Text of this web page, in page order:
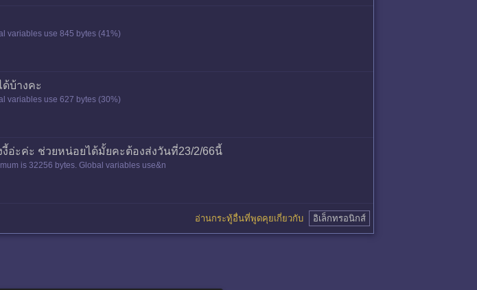
variables use 845 bytes (41%)
ด้บ้างคะ
variables use 627 bytes (30%)
อ่ะค่ะ ช่วยหน่อยได้มั้ยคะต้องส่งวันที่23/2/66นี้
is 32256 bytes. Global variables use&n
อ่านกระทู้อื่นที่พูดคุยเกี่ยวกับ อิเล็กทรอนิกส์